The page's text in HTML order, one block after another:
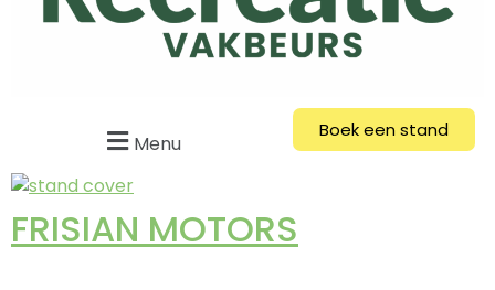
Menu
Boek een stand
FRISIAN MOTORS